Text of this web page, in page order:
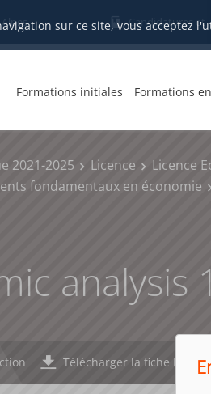
sur ce site, vous acceptez
Candidatures et
Formations initiales Formations
2021-2025 Licence Licence
fondamentaux en économie
analysis 1
Télécharger la fiche PDF